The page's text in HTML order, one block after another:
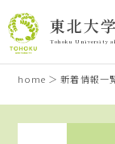
東北大
Tohoku University
home ＞新着情報一